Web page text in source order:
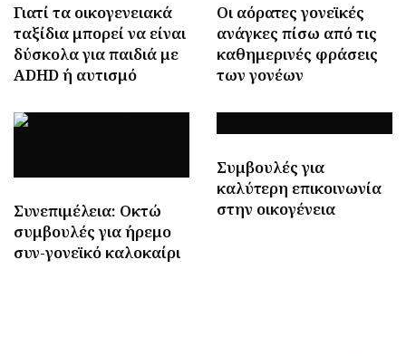
Γιατί τα οικογενειακά
ταξίδια μπορεί να είναι
δύσκολα για παιδιά με
ADHD ή αυτισμό
Οι αόρατες γονεϊκές
ανάγκες πίσω από τις
καθημερινές φράσεις
των γονέων
Συνεπιμέλεια: Οκτώ
συμβουλές για ήρεμο
συν-γονεϊκό καλοκαίρι
Συμβουλές για
καλύτερη επικοινωνία
στην οικογένεια